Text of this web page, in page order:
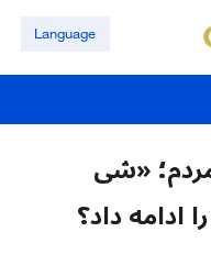
Language
«شی
ادامه داد؟